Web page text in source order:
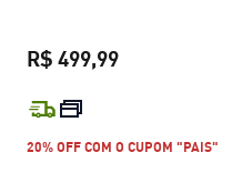
R$ 499,99
preço atual
20% OFF COM O CUPOM "PAIS"